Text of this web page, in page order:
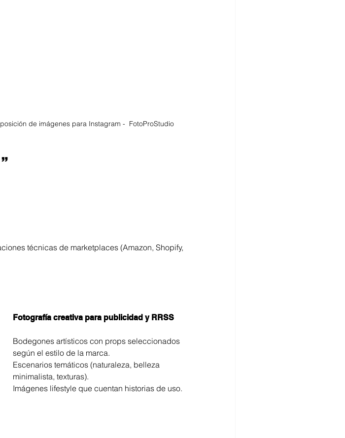
de imágenes para Instagram -  FotoProStudio
técnicas de marketplaces (Amazon, Shopify,
Fotografía creativa para publicidad y RRSS
Bodegones artísticos con props seleccionados
según el estilo de la marca.
Escenarios temáticos (naturaleza, belleza
minimalista, texturas).
Imágenes lifestyle que cuentan historias de uso.